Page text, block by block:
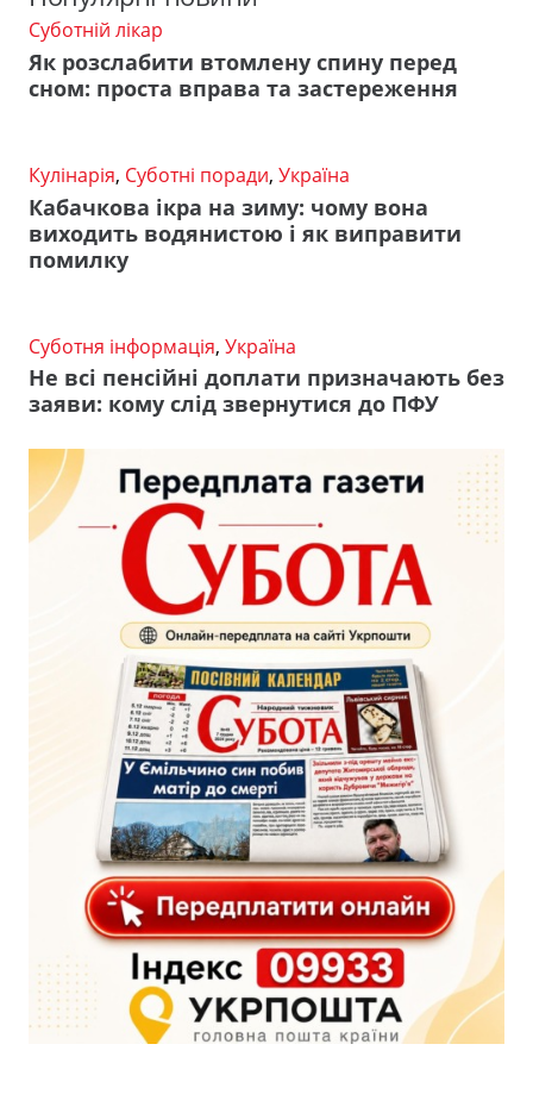
Суботній лікар
Як розслабити втомлену спину перед
сном: проста вправа та застереження
Кулінарія, Суботні поради, Україна
Кабачкова ікра на зиму: чому вона
виходить водянистою і як виправити
помилку
Суботня інформація, Україна
Не всі пенсійні доплати призначають без
заяви: кому слід звернутися до ПФУ